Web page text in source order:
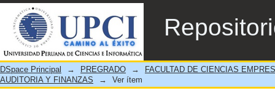
CULTURA TRIBUTARIA EN
INSTITUCIÓN EDUCATIVA “LUIS
OCCOLLO, VINCHOS – 2019”
DSpace Principal → PREGRADO →
FACULTAD DE CIENCIAS
AUDITORIA Y FINANZAS
→ Ver ítem